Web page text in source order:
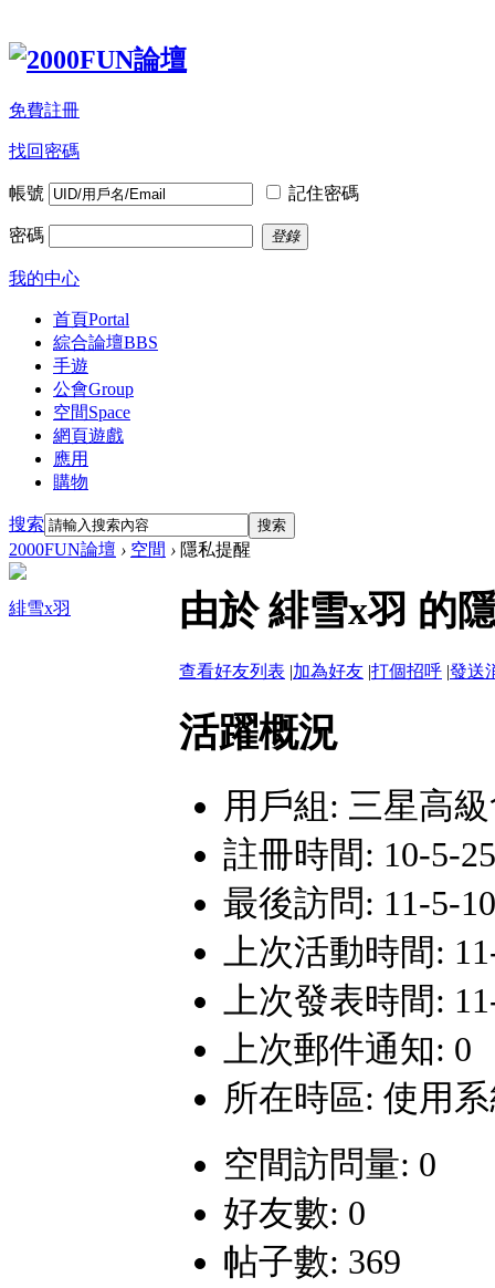
免費註冊
找回密碼
帳號 記住密碼
密碼 登錄
我的中心
首頁Portal
綜合論壇BBS
手遊
公會Group
空間Space
網頁遊戲
應用
購物
搜索 搜索
2000FUN論壇 › 空間 › 隱私提醒
緋雪x羽 由於 緋雪x羽 的
查看好友列表 |加為好友 |打個招呼 |發送
活躍概況
用戶組: 三星高
註冊時間: 10-5-
最後訪問: 11-5-
上次活動時間:
上次發表時間:
上次郵件通知: 0
所在時區: 使用
空間訪問量: 0
好友數: 0
帖子數: 369